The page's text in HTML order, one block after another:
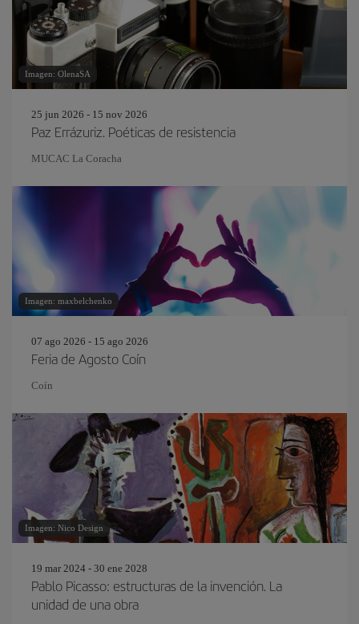
Imagen: OlenaSA
25 jun 2026 - 15 nov 2026
Paz Errázuriz. Poéticas de resistencia
MUCAC La Coracha
Imagen: maxbelchenko
07 ago 2026 - 15 ago 2026
Feria de Agosto Coín
Coín
Imagen: Nico Design
19 mar 2024 - 30 ene 2028
Pablo Picasso: estructuras de la invención. La
unidad de una obra